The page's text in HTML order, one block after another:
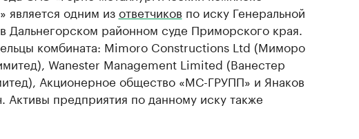
является одним изответчиков по иску Генеральной
Дальнегорском районном суде Приморского края.
комбината: Mimoro Constructions Ltd (Миморо
Wanester Management Limited (Ванестер
Акционерное общество «МС-ГРУПП» и Янаков
Активы предприятия по данному иску также